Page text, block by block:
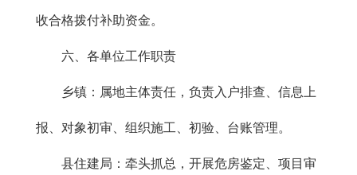
收合格拨付补助资金。
六、各单位工作职责
乡镇：属地主体责任，负责入户排查、信息上
报、对象初审、组织施工、初验、台账管理。
县住建局：牵头抓总，开展危房鉴定、项目审